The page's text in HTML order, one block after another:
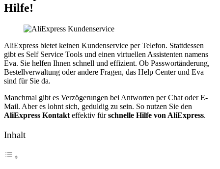
Hilfe!
AliExpress bietet keinen Kundenservice per Telefon. Stattdessen
gibt es Self Service Tools und einen virtuellen Assistenten namens
Eva. Sie helfen Ihnen schnell und effizient. Ob Passwortänderung,
Bestellverwaltung oder andere Fragen, das Help Center und Eva
sind für Sie da.
Manchmal gibt es Verzögerungen bei Antworten per Chat oder E-
Mail. Aber es lohnt sich, geduldig zu sein. So nutzen Sie den
AliExpress Kontakt effektiv fürschnelle Hilfe von AliExpress.
Inhalt